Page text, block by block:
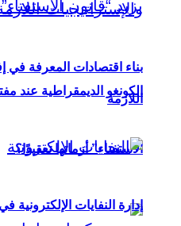
الكونغو الديمقراطية عند
الاستفتاء” أزماتها تعقيدًا؟
بناء اقتصادات المعرفة في
اللازمة
إدارة النفايات